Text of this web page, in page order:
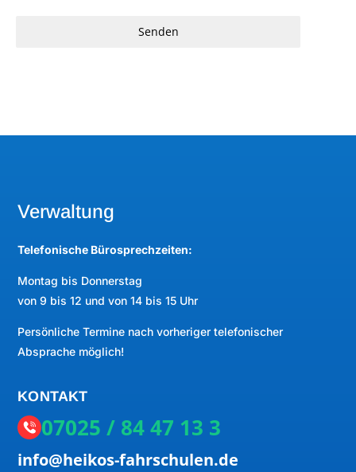
Senden
Verwaltung
Telefonische Bürosprechzeiten:
Montag bis Donnerstag
von 9 bis 12 und von 14 bis 15 Uhr
Persönliche Termine nach vorheriger telefonischer
Absprache möglich!
KONTAKT
07025 / 84 47 13 3
info@heikos-fahrschulen.de